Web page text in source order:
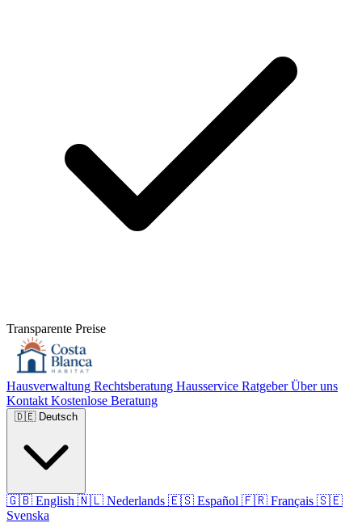
Transparente Preise
Hausverwaltung Rechtsberatung Hausservice RatgeberÜber uns
Kontakt Kostenlose Beratung
🇩🇪 Deutsch
🇬🇧 English 🇳🇱 Nederlands 🇪🇸 Español 🇫🇷 Français 🇸🇪
Svenska